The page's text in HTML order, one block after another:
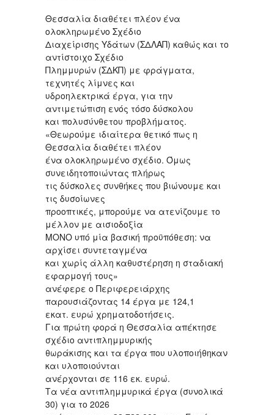
Θεσσαλία διαθέτει πλέον ένα
ολοκληρωμένο Σχέδιο
Διαχείρισης Υδάτων (ΣΔΛΑΠ) καθώς και το
αντίστοιχο Σχέδιο
Πλημμυρών (ΣΔΚΠ) με φράγματα,
τεχνητές λίμνες και
υδροηλεκτρικά έργα, για την
αντιμετώπιση ενός τόσο δύσκολου
και πολυσύνθετου προβλήματος.
«Θεωρούμε ιδιαίτερα θετικό πως η
Θεσσαλία διαθέτει πλέον
ένα ολοκληρωμένο σχέδιο. Όμως
συνειδητοποιώντας πλήρως
τις δύσκολες συνθήκες που βιώνουμε και
τις δυσοίωνες
προοπτικές, μπορούμε να ατενίζουμε το
μέλλον με αισιοδοξία
ΜΟΝΟ υπό μία βασική προϋπόθεση: να
αρχίσει συντεταγμένα
και χωρίς άλλη καθυστέρηση η σταδιακή
εφαρμογή τους»
ανέφερε ο Περιφερειάρχης
παρουσιάζοντας 14 έργα με 124,1
εκατ. ευρώ χρηματοδοτήσεις.
Για πρώτη φορά η Θεσσαλία απέκτησε
σχέδιο αντιπλημμυρικής
θωράκισης και τα έργα που υλοποιήθηκαν
και υλοποιούνται
ανέρχονται σε 116 εκ. ευρώ.
Τα νέα αντιπλημμυρικά έργα (συνολικά
30) για το 2026